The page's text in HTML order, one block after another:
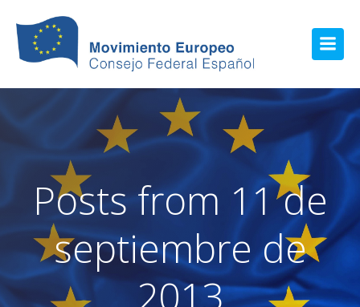
Posts from 11 de
septiembre de
2013